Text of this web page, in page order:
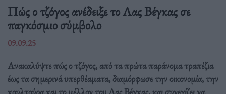
Πώς ο τζόγος ανέδειξε το Λας Βέγκας σε
παγκόσμιο σύμβολο
09.09.25
Ανακαλύψτε πώς ο τζόγος, από τα πρώτα παράνομα τραπέζια
έως τα σημερινά υπερθέαματα, διαμόρφωσε την οικονομία, την